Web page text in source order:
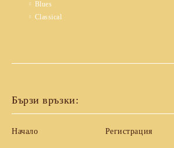
Blues
Classical
Бързи връзки:
Начало Регистрация